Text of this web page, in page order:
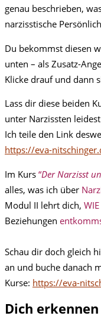
genau beschrieben,
narzisstische
Du bekommst diesen
unten – als Zusatz-
Klicke drauf und dann
Lass dir diese beiden
unter Narzissten
Ich teile den Link
https://eva-
Im Kurs “Der Narzisst
alles, was ich über
Modul II lehrt dich,
Beziehungen
Schau dir doch gleich
an und buche danach
Kurse: https://eva-
Dich